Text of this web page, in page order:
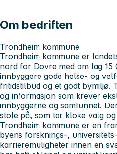
Om bedriften
Trondheim kommune
Trondheim kommune er
nord for Dovre med om lag 15
innbyggere gode helse- og
fritidstilbud og et godt bymiljø.
og informasjon som krever
innbyggerne og samfunnet.
stole på, som tar kloke valg
Trondheim kommune er en
byens forsknings-,
karrieremuligheter innen en